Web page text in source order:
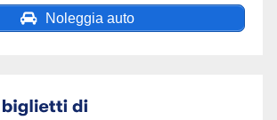
Noleggia auto